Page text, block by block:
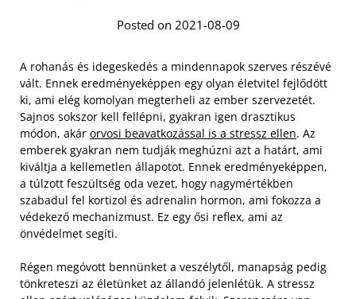
Posted on 2021-08-09
A rohanás és idegeskedés a mindennapok szerves részévé
vált. Ennek eredményeképpen egy olyan életvitel fejlődött
ki, ami elég komolyan megterheli az ember szervezetét.
Sajnos sokszor kell fellépni, gyakran igen drasztikus
módon, akár orvosi beavatkozással is a stressz ellen. Az
emberek gyakran nem tudják meghúzni azt a határt, ami
kiváltja a kellemetlen állapotot. Ennek eredményeképpen,
a túlzott feszültség oda vezet, hogy nagymértékben
szabadul fel kortizol és adrenalin hormon, ami fokozza a
védekező mechanizmust. Ez egy ősi reflex, ami az
önvédelmet segíti.
Régen megóvott bennünket a veszélytől, manapság pedig
tönkreteszi az életünket az állandó jelenlétük. A stressz